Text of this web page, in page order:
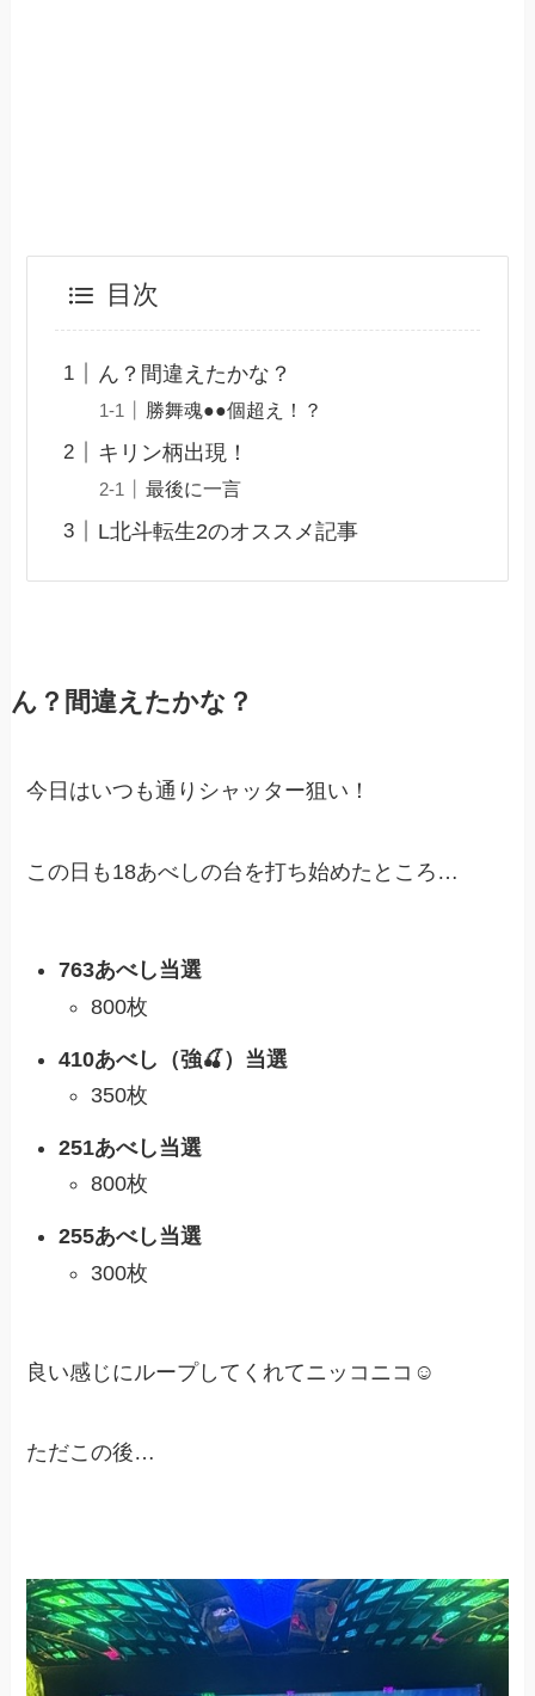
目次
ん？間違えたかな？
勝舞魂●●個超え！？
キリン柄出現！
最後に一言
L北斗転生2のオススメ記事
ん？間違えたかな？
今日はいつも通りシャッター狙い！
この日も18あべしの台を打ち始めたところ…
763あべし当選
800枚
410あべし（強🍒）当選
350枚
251あべし当選
800枚
255あべし当選
300枚
良い感じにループしてくれてニッコニコ☺️
ただこの後…